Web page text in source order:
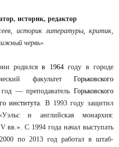
историк, редактор
историк литературы, критик,
червь»
родилсяв 1964году в городе
факультет Горьковского
— преподаватель Горьковского
института. В 1993 году защитил
и английская монархия:
вв.». С 1994 года начал выступать
по 2013 год работал в штаб-